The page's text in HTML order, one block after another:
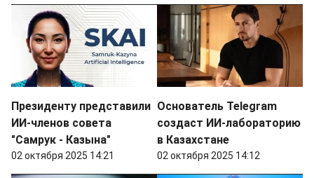
Президенту представили
ИИ-членов совета
"Самрук - Казына"
02 октября 2025 14:21
Основатель Telegram
создаст ИИ-лабораторию
в Казахстане
02 октября 2025 14:12